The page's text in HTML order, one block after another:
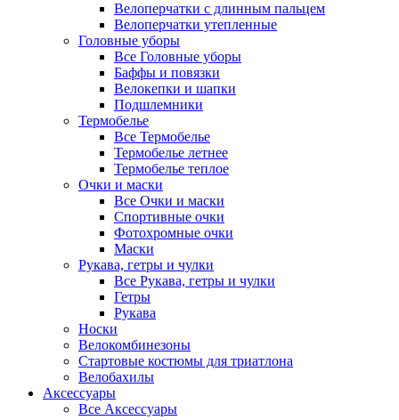
Велоперчатки с длинным пальцем
Велоперчатки утепленные
Головные уборы
Все Головные уборы
Баффы и повязки
Велокепки и шапки
Подшлемники
Термобелье
Все Термобелье
Термобелье летнее
Термобелье теплое
Очки и маски
Все Очки и маски
Спортивные очки
Фотохромные очки
Маски
Рукава, гетры и чулки
Все Рукава, гетры и чулки
Гетры
Рукава
Носки
Велокомбинезоны
Стартовые костюмы для триатлона
Велобахилы
Аксессуары
Все Аксессуары